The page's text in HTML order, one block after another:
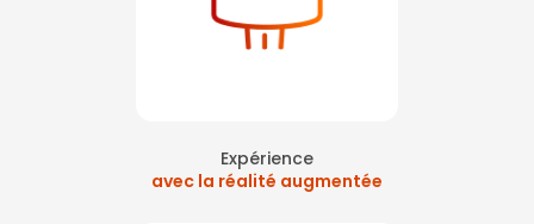
Expérience
avec la réalité augmentée